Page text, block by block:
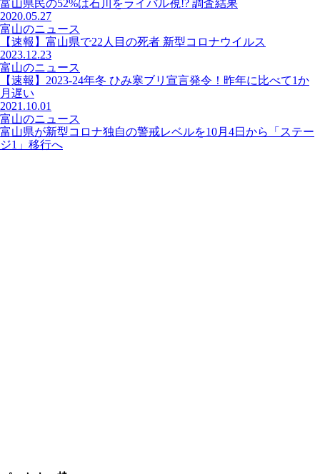
富山県民の52%は石川をライバル視!? 調査結果
2020.05.27
富山のニュース
【速報】富山県で22人目の死者 新型コロナウイルス
2023.12.23
富山のニュース
【速報】2023-24年冬 ひみ寒ブリ宣言発令！昨年に比べて1か
月遅い
2021.10.01
富山のニュース
富山県が新型コロナ独自の警戒レベルを10月4日から「ステー
ジ1」移行へ